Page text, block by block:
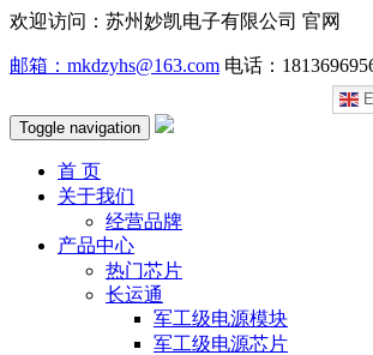
欢迎访问：苏州妙凯电子有限公司 官网
邮箱：mkdzyhs@163.com 电话：
Toggle navigation
首 页
关于我们
经营品牌
产品中心
热门芯片
长运通
军工级电源模块
军工级电源芯片